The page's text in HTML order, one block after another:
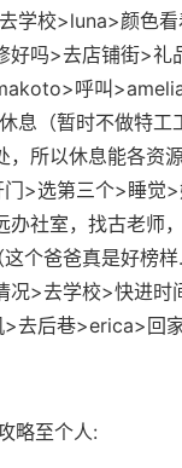
学校>luna>颜色
好吗>去店铺街>
呼叫
息（暂时不做特工
，所以休息能各资
>选第三个>睡觉
办社室，找古老师
个爸爸真是好榜
况>去学校>快进
>去后巷>erica>回
略至个人: